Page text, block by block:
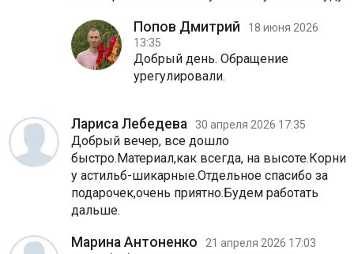
Попов Дмитрий
18 июня 2026
13:35
Добрый день. Обращение
урегулировали.
Лариса Лебедева 30 апреля 2026 17:35
Добрый вечер, все дошло
быстро.Материал,как всегда, на высоте.Корни
у астильб-шикарные.Отдельное спасибо за
подарочек,очень приятно.Будем работать
дальше.
Марина Антоненко 21 апреля 2026 17:03